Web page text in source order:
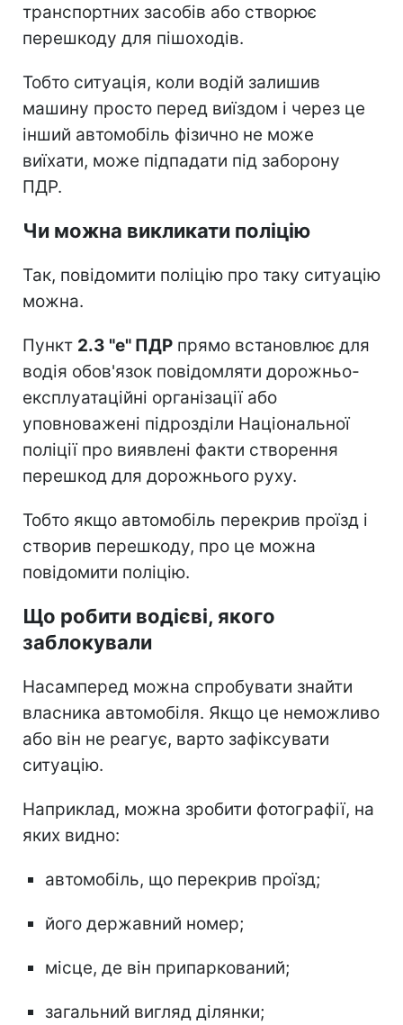
транспортних засобів або створює
перешкоду для пішоходів.
Тобто ситуація, коли водій залишив
машину просто перед виїздом і через це
інший автомобіль фізично не може
виїхати, може підпадати під заборону
ПДР.
Чи можна викликати поліцію
Так, повідомити поліцію про таку ситуацію
можна.
Пункт 2.3 "е" ПДР прямо встановлює для
водія обов'язок повідомляти дорожньо-
експлуатаційні організації або
уповноважені підрозділи Національної
поліції про виявлені факти створення
перешкод для дорожнього руху.
Тобто якщо автомобіль перекрив проїзд і
створив перешкоду, про це можна
повідомити поліцію.
Що робити водієві, якого
заблокували
Насамперед можна спробувати знайти
власника автомобіля. Якщо це неможливо
або він не реагує, варто зафіксувати
ситуацію.
Наприклад, можна зробити фотографії, на
яких видно:
автомобіль, що перекрив проїзд;
його державний номер;
місце, де він припаркований;
загальний вигляд ділянки;